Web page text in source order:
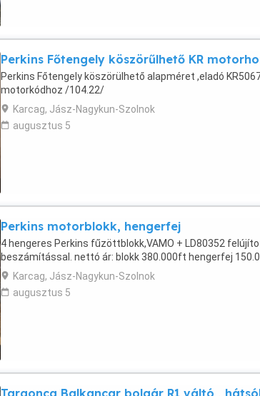
Perkins Főtengely köszörűlhető KR
Perkins Főtengely köszörülhető alapméret ,eladó
motorkódhoz /104.22/
Karcag, Jász-Nagykun-Szolnok
augusztus 5
Perkins motorblokk, hengerfej
4 hengeres Perkins fűzöttblokk,VAMO + LD80352
beszámítással. nettó ár: blokk 380.000ft hengerfej
Karcag, Jász-Nagykun-Szolnok
augusztus 5
Targonca Balkancar bolgár R1 váltó ,